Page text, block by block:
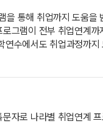
을 통해 취업까지 도움을
그램이 전부 취업연계까
연수에서도 취업과정까지
자로 나라별 취업연계